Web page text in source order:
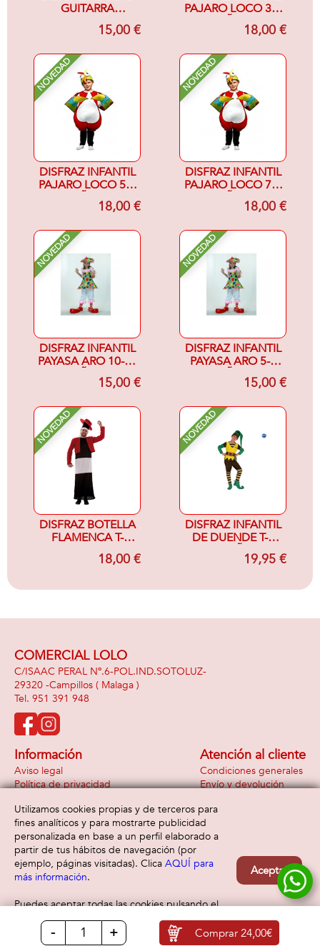
- + Comprar24,00€
GUITARRA
ELECTRICA15,00 €
PAJARO LOCO 3-4
AÑOS18,00 €
NOVEDAD
DISFRAZ INFANTIL
PAJARO LOCO 5-6
AÑOS18,00 €
NOVEDAD
DISFRAZ INFANTIL
PAJARO LOCO 7-9
AÑOS18,00 €
NOVEDAD
DISFRAZ INFANTIL
PAYASA ARO 10-12
AÑOS15,00 €
NOVEDAD
DISFRAZ INFANTIL
PAYASA ARO 5-6
AÑOS15,00 €
NOVEDAD
DISFRAZ BOTELLA
FLAMENCA T-
UNICA18,00 €
NOVEDAD
DISFRAZ INFANTIL
DE DUENDE T-3
(7/9 AÑOS)19,95 €
COMERCIAL LOLO
C/ISAAC PERAL Nº.6-POL.IND.SOTOLUZ-
29320 -Campillos ( Malaga )
951 391 948
Información
Aviso legal
Política de privacidad
Atención al cliente
Condiciones generales
Envío y devolución
Formas de pago
Utilizamos cookies propias y de terceros para
fines analíticos y para mostrarte publicidad
personalizada en base a un perfil elaborado a
partir de tus hábitos de navegación (por
ejemplo, páginas visitadas). Clica AQUÍ para
más información.
Puedes aceptar todas las cookies pulsando el
botón “Aceptar” o configurarlas o rechazar su
uso clicando
AQUÍ
Aceptar